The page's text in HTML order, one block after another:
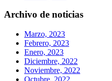
Archivo de noticias
Marzo, 2023
Febrero, 2023
Enero, 2023
Diciembre, 2022
Noviembre, 2022
Octubre, 2022